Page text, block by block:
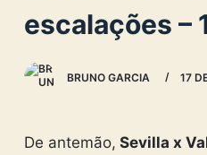
n
e
escalações –
BRUNO GARCIA 17
De antemão, Sevilla x